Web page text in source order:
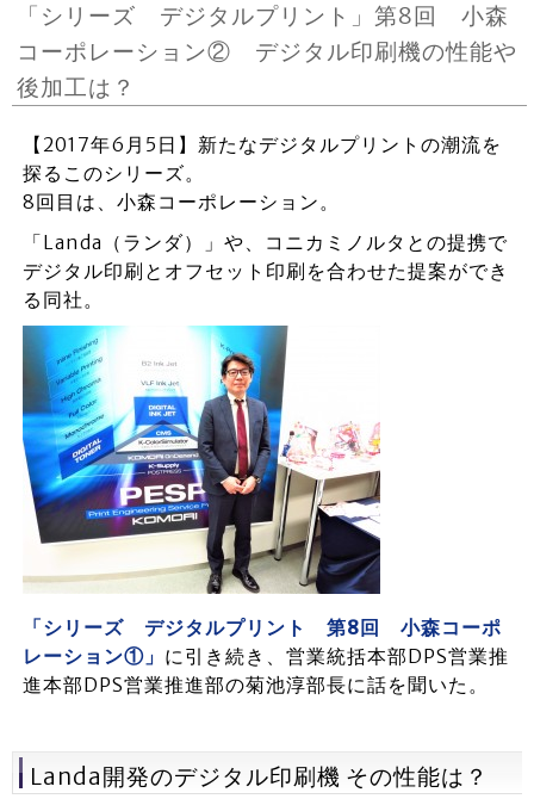
「シリーズ デジタルプリント」第8回 小森
コーポレーション② デジタル印刷機の性能や
後加工は？
【2017年6月5日】新たなデジタルプリントの潮流を
探るこのシリーズ。
8回目は、小森コーポレーション。
「Landa（ランダ）」や、コニカミノルタとの提携で
デジタル印刷とオフセット印刷を合わせた提案ができ
る同社。
「シリーズ デジタルプリント 第8回 小森コーポ
レーション①」 に引き続き、営業統括本部DPS営業推
進本部DPS営業推進部の菊池淳部長に話を聞いた。
Landa開発のデジタル印刷機 その性能は？